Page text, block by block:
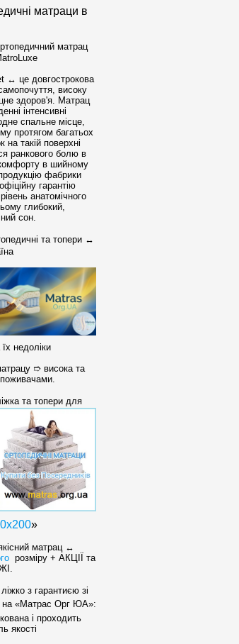
матраци в
матрац
↔ це довгострокова
високу
здоров'я. Матрац
інтенсивні
спальне місце,
протягом багатьох
на такій поверхні
ранкового болю в
в шийному
фабрики
гарантію
анатомічного
глибокий,
сон.
та топери ↔
недоліки
➱ висока та
та топери для
»
матрац ↔
розміру + АКЦІЇ та
з гарантиєю зі
на «Матраc Орг ЮА»:
і проходить
якості